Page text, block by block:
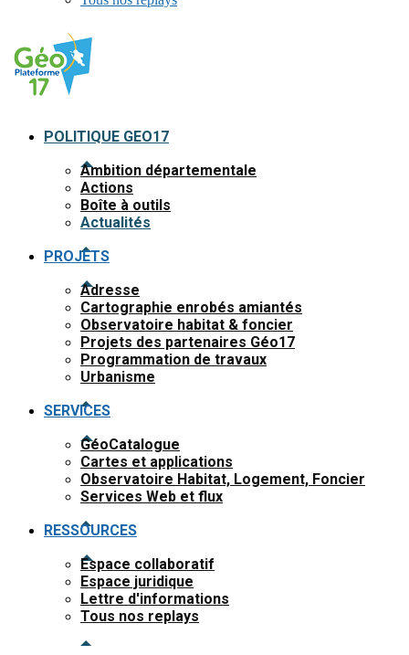
POLITIQUE GEO17
Ambition départementale
Actions
Boîte à outils
Actualités
PROJETS
Adresse
Cartographie enrobés amiantés
Observatoire habitat & foncier
Projets des partenaires Géo17
Programmation de travaux
Urbanisme
SERVICES
GéoCatalogue
Cartes et applications
Observatoire Habitat, Logement, Foncier
Services Web et flux
RESSOURCES
Espace collaboratif
Espace juridique
Lettre d'informations
Tous nos replays